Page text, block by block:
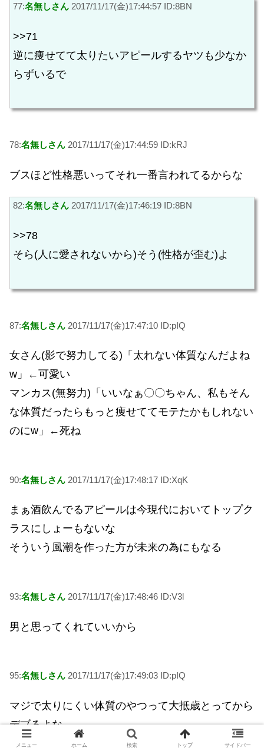
77:名無しさん 2017/11/17(金)17:44:57 ID:8BN
>>71
逆に痩せてて太りたいアピールするヤツも少なか
らずいるで
78:名無しさん 2017/11/17(金)17:44:59 ID:kRJ
ブスほど性格悪いってそれ一番言われてるからな
82:名無しさん 2017/11/17(金)17:46:19 ID:8BN
>>78
そら(人に愛されないから)そう(性格が歪む)よ
87:名無しさん 2017/11/17(金)17:47:10 ID:pIQ
女さん(影で努力してる)「太れない体質なんだよね
w」←可愛い
マンカス(無努力)「いいなぁ〇〇ちゃん、私もそん
な体質だったらもっと痩せててモテたかもしれない
のにw」←死ね
90:名無しさん 2017/11/17(金)17:48:17 ID:XqK
まぁ酒飲んでるアピールは今現代においてトップク
ラスにしょーもないな
そういう風潮を作った方が未来の為にもなる
93:名無しさん 2017/11/17(金)17:48:46 ID:V3l
男と思ってくれていいから
95:名無しさん 2017/11/17(金)17:49:03 ID:pIQ
マジで太りにくい体質のやつって大抵歳とってから
デブるよな
同窓会で変わり果てた姿の同級生見るとちょっと悲
メニュー ホーム 検索 トップ サイドバー